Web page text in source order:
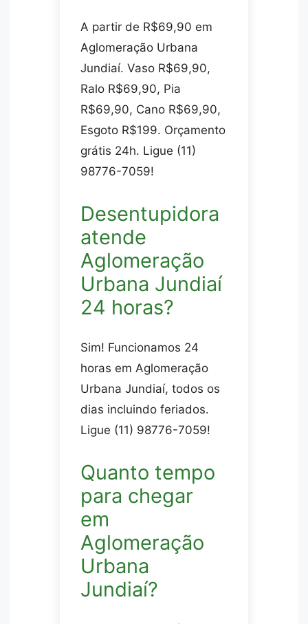
A partir de R$69,90 em
Aglomeração Urbana
Jundiaí. Vaso R$69,90,
Ralo R$69,90, Pia
R$69,90, Cano R$69,90,
Esgoto R$199. Orçamento
grátis 24h. Ligue (11)
98776-7059!
Desentupidora
atende
Aglomeração
Urbana Jundiaí
24 horas?
Sim! Funcionamos 24
horas em Aglomeração
Urbana Jundiaí, todos os
dias incluindo feriados.
Ligue (11) 98776-7059!
Quanto tempo
para chegar
em
Aglomeração
Urbana
Jundiaí?